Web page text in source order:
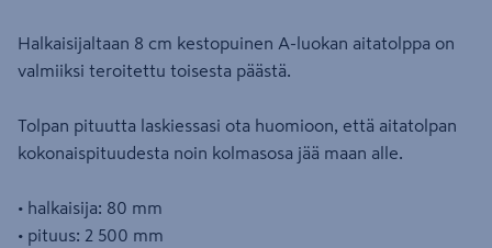
Halkaisijaltaan 8 cm kestopuinen A-luokan aitatolppa on
valmiiksi teroitettu toisesta päästä.
Tolpan pituutta laskiessasi ota huomioon, että aitatolpan
kokonaispituudesta noin kolmasosa jää maan alle.
• halkaisija: 80 mm
• pituus: 2 500 mm